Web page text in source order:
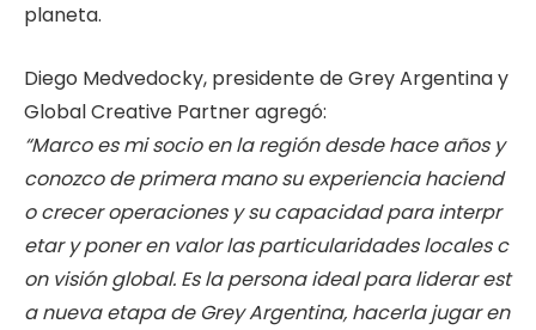
planeta.
Diego Medvedocky, presidente de Grey Argentina y
Global Creative Partner agregó:
“Marco es mi socio en la región desde hace años y
conozco de primera mano su experiencia haciend
o crecer operaciones y su capacidad para interpr
etar y poner en valor las particularidades locales c
on visión global. Es la persona ideal para liderar est
a nueva etapa de GreyArgentina, hacerla jugar en